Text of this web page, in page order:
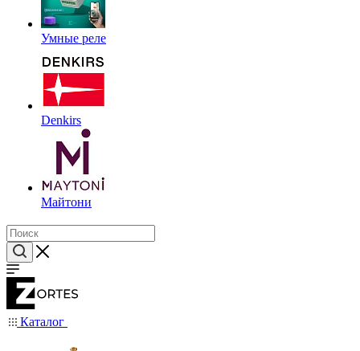
Умные реле
Denkirs
Майтони
Каталог